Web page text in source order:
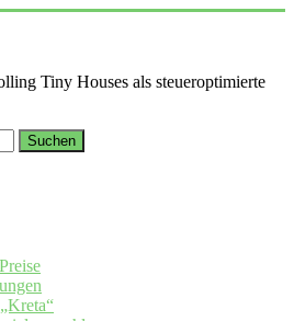
Tiny Houses als steueroptimierte